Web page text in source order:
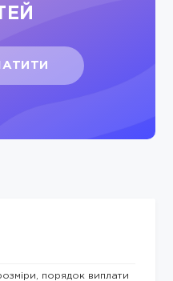
порядок виплати